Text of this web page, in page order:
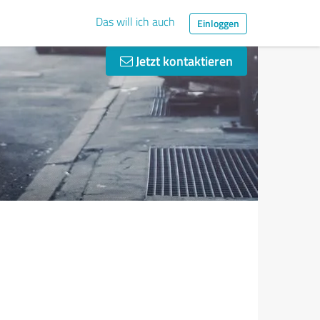
Das will ich auch Einloggen
Jetzt kontaktieren